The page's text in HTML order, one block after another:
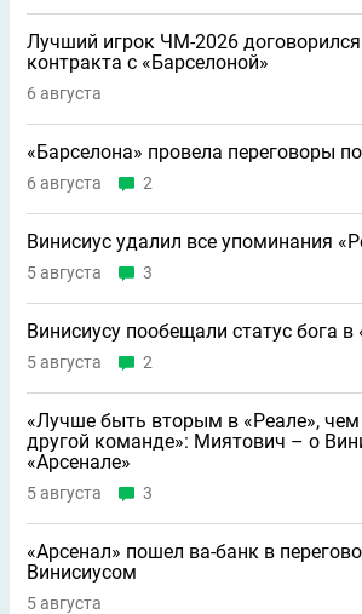
Лучший игрок ЧМ-2026 договорился
контракта с «Барселоной»
6 августа
«Барселона» провела переговоры
6 августа 2
Винисиус удалил все упоминания
5 августа 3
Винисиусу пообещали статус бога в
5 августа 2
«Лучше быть вторым в «Реале»,
другой команде»: Миятович – о
«Арсенале»
5 августа 3
«Арсенал» пошел ва-банк в
Винисиусом
5 августа